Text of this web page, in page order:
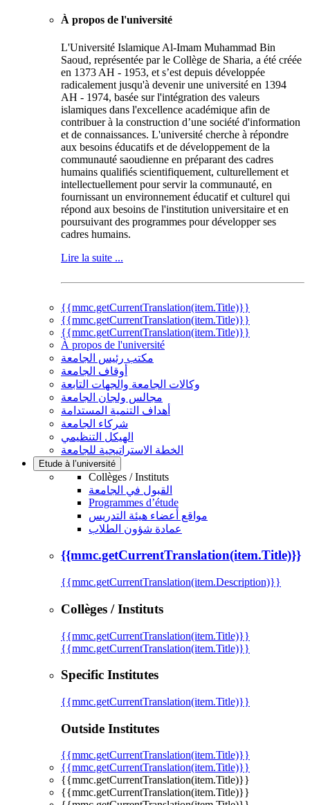
À propos de l'université
L'Université Islamique Al-Imam Muhammad Bin
Saoud, représentée par le Collège de Sharia, a été créée
en 1373 AH - 1953, et s’est depuis développée
radicalement jusqu'à devenir une université en 1394
AH - 1974, basée sur l'intégration des valeurs
islamiques dans l'excellence académique afin de
contribuer à la construction d’une société d'information
et de connaissances. L'université cherche à répondre
aux besoins éducatifs et de développement de la
communauté saoudienne en préparant des cadres
humains qualifiés scientifiquement, culturellement et
intellectuellement pour servir la communauté, en
fournissant un environnement éducatif et culturel qui
répond aux besoins de l'institution universitaire et en
poursuivant des programmes pour développer ses
cadres humains.
Lire la suite ...
{{mmc.getCurrentTranslation(item.Title)}}
{{mmc.getCurrentTranslation(item.Title)}}
{{mmc.getCurrentTranslation(item.Title)}}
À propos de l'université
مكتب رئيس الجامعة
أوقاف الجامعة
وكالات الجامعة والجهات التابعة
مجالس ولجان الجامعة
أهداف التنمية المستدامة
شركاء الجامعة
الهيكل التنظيمي
الخطة الاستراتيجية للجامعة
Etude à l’université
Collèges / Instituts
القبول في الجامعة
Programmes d’étude
مواقع أعضاء هيئة التدريس
عمادة شؤون الطلاب
{{mmc.getCurrentTranslation(item.Title)}}
{{mmc.getCurrentTranslation(item.Description)}}
Collèges / Instituts
{{mmc.getCurrentTranslation(item.Title)}}
{{mmc.getCurrentTranslation(item.Title)}}
Specific Institutes
{{mmc.getCurrentTranslation(item.Title)}}
Outside Institutes
{{mmc.getCurrentTranslation(item.Title)}}
{{mmc.getCurrentTranslation(item.Title)}}
{{mmc.getCurrentTranslation(item.Title)}}
{{mmc.getCurrentTranslation(item.Title)}}